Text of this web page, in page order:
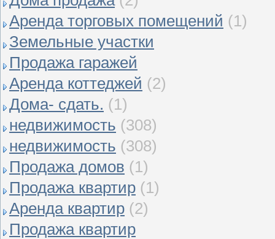
Аренда торговых помещений (1)
Земельные участки
Продажа гаражей
Аренда коттеджей (2)
Дома- сдать. (1)
недвижимость (308)
недвижимость (308)
Продажа домов (1)
Продажа квартир (1)
Аренда квартир (2)
Продажа квартир